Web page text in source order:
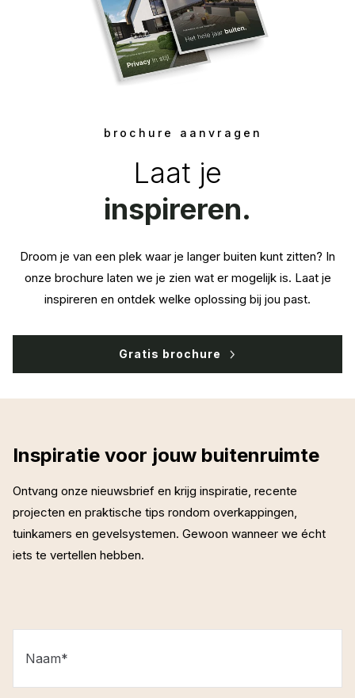
brochure aanvragen
Laat je
inspireren.
Droom je van een plek waar je langer buiten kunt zitten? In
onze brochure laten we je zien wat er mogelijk is. Laat je
inspireren en ontdek welke oplossing bij jou past.
Gratis brochure
Inspiratie voor jouw buitenruimte
Ontvang onze nieuwsbrief en krijg inspiratie, recente
projecten en praktische tips rondom overkappingen,
tuinkamers en gevelsystemen. Gewoon wanneer we écht
iets te vertellen hebben.
Naam*